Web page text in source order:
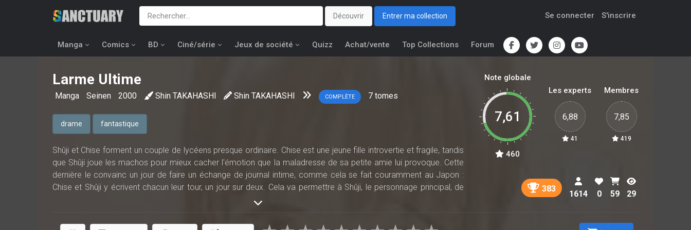
Découvrir Entrer ma collection Se connecter S'inscrire
Manga Comics BD Ciné/série Jeux de société Quizz Achat/vente Top Collections Forum
Larme Ultime
Manga Seinen 2000 Shin TAKAHASHI Shin TAKAHASHI COMPLÈTE 7 tomes
drame fantastique
Shûji et Chise forment un couple de lycéens presque ordinaire. Chise est une jeune fille introvertie et fragile, tandis
que Shûji joue les machos pour mieux cacher l'émotion que la maladresse de sa petite amie lui provoque. Cette
dernière le convainc un jour de faire un échange de journal intime, comme cela se fait couramment au Japon :
Chise et Shûji y écrivent chacun leur tour, un jour sur deux. Cela va permettre à Shûji, le personnage principal, de
découvrir celle qu'il commence à aimer... et son terrible secret. Nous sommes en pleine guerre hyper-
technologique. Étrangement, la ville de province où vivent les deux héros est peu touchée par les bombardements
et tous les habitants mènent une vie relativement paisible. Pourtant, cette guerre va faire irruption dans la vie de
Note globale
7,61
460
Les experts
6,88
41
Membres
7,85
419
383
1614 0 59 29